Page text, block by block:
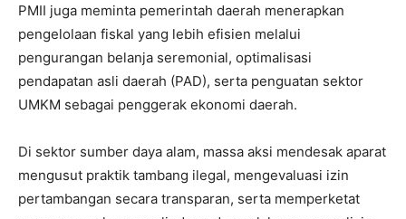
PMII juga meminta pemerintah daerah menerapkan
pengelolaan fiskal yang lebih efisien melalui
pengurangan belanja seremonial, optimalisasi
pendapatan asli daerah (PAD), serta penguatan sektor
UMKM sebagai penggerak ekonomi daerah.
Di sektor sumber daya alam, massa aksi mendesak aparat
mengusut praktik tambang ilegal, mengevaluasi izin
pertambangan secara transparan, serta memperketat